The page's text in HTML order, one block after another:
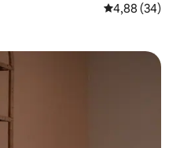
Évaluation
4,88 (34)